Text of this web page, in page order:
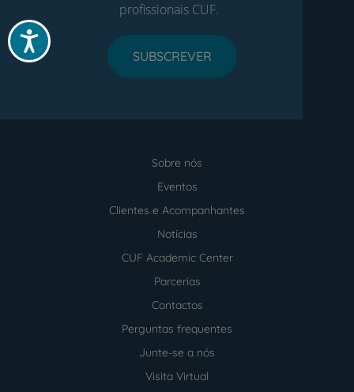
Acessibilidade
profissionais CUF.
SUBSCREVER
Sobre nós
Eventos
Clientes e Acompanhantes
Notícias
CUF Academic Center
Parcerias
Contactos
Perguntas frequentes
Junte-se a nós
Visita Virtual